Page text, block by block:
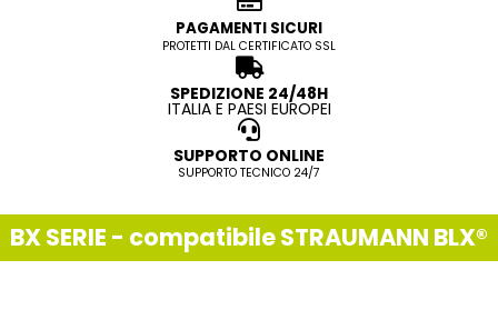
PAGAMENTI SICURI
PROTETTI DAL CERTIFICATO SSL
SPEDIZIONE 24/48H
ITALIA E PAESI EUROPEI
SUPPORTO ONLINE
SUPPORTO TECNICO 24/7
BX SERIE - compatibile STRAUMANN BLX®